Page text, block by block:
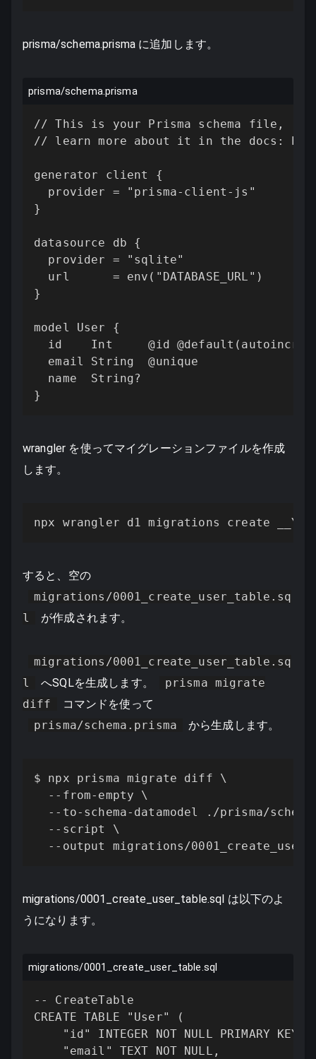
prisma/schema.prisma に追加します。
prisma/schema.prisma
// This is your Prisma schema file,
// learn more about it in the docs:
generator client {
  provider = "prisma-client-js"
}
datasource db {
  provider = "sqlite"
  url      = env("DATABASE_URL")
}
model User {
id    Int     @id
  email String  @unique
  name  String?
}
wrangler を使ってマイグレーションファイルを作成
します。
npx wrangler d1 migrations create
すると、空の
migrations/0001_create_user_table.sq
l
が作成されます。
migrations/0001_create_user_table.sq
l
へSQLを生成します。
prisma migrate
diff
コマンドを使って
prisma/schema.prisma
から生成します。
$ npx prisma migrate diff \
  --from-empty \
--to-schema-datamodel ./prisma/
  --script \
--output migrations/
migrations/0001_create_user_table.sql は以下のよ
うになります。
migrations/0001_create_user_table.sql
-- CreateTable
CREATE TABLE "User" (
"id" INTEGER NOT NULL PRIMARY KEY
    "email" TEXT NOT NULL,